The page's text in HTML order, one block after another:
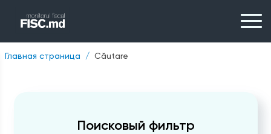
Главная страница Căutare
Поисковый фильтр